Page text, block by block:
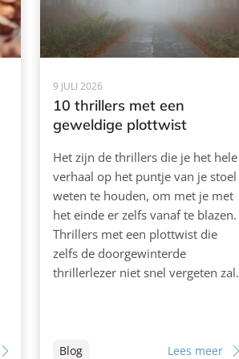
9 JULI 2026
10 thrillers met een
geweldige plottwist
Het zijn de thrillers die je het hele
verhaal op het puntje van je stoel
weten te houden, om met je met
het einde er zelfs vanaf te blazen.
Thrillers met een plottwist die
zelfs de doorgewinterde
thrillerlezer niet snel vergeten zal.
Blog Lees meer